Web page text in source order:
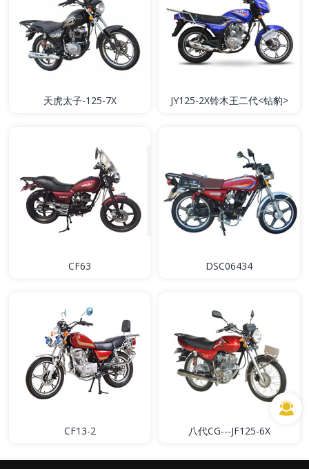
天虎太子-125-7X JY125-2X铃木王二代<钻豹>
CF63 DSC06434
CF13-2 八代CG---JF125-6X